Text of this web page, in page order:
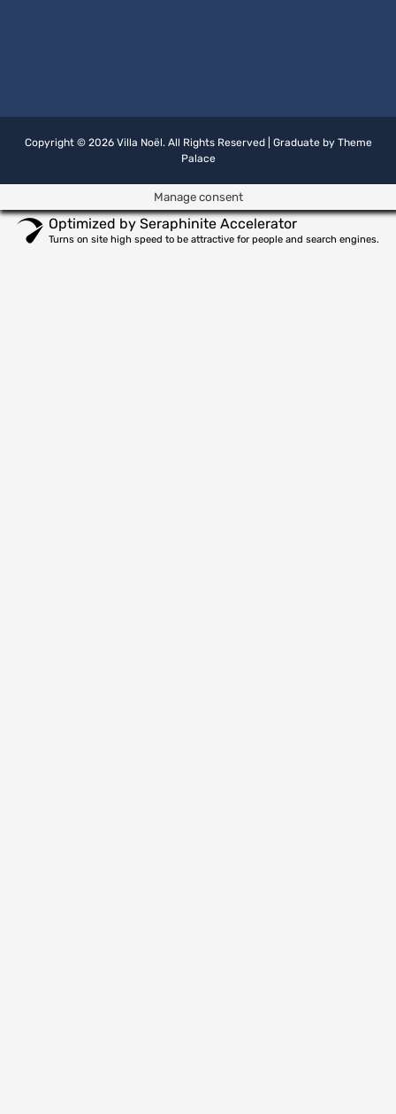
Copyright © 2026 Villa Noël. All Rights Reserved Graduate by Theme
Palace
Manage consent
Optimized by Seraphinite Accelerator
Turns on site high speed to be attractive for people and search engines.